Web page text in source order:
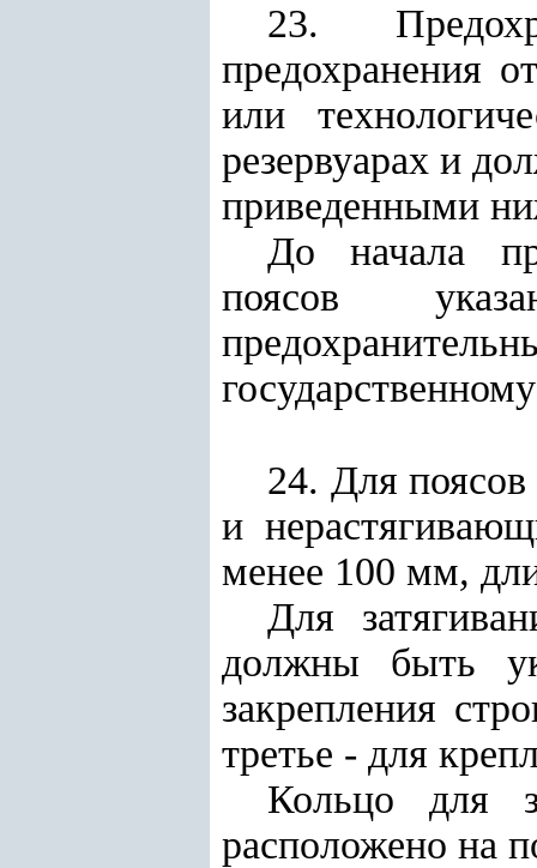
23.
предохранения
или
резервуарах и
приведенными
До начала
поясов
24. Для
и
менее 100 мм,
Для
должны быть
закрепления
третье - для
Кольцо для
расположено на